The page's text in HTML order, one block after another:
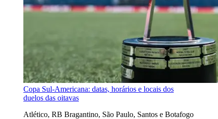
Copa Sul-Americana: datas, horários e locais dos
duelos das oitavas
Atlético, RB Bragantino, São Paulo, Santos e Botafogo